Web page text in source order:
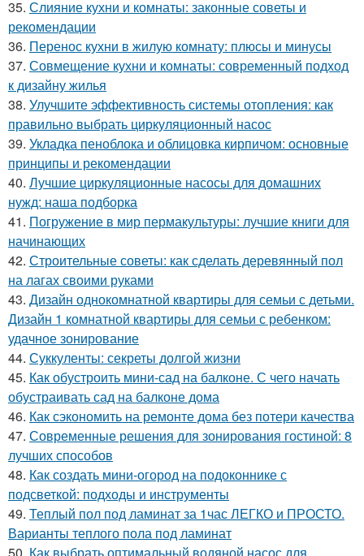
35. Слияние кухни и комнаты: законные советы и
рекомендации
36. Перенос кухни в жилую комнату: плюсы и минусы
37. Совмещение кухни и комнаты: современный подход
к дизайну жилья
38. Улучшите эффективность системы отопления: как
правильно выбрать циркуляционный насос
39. Укладка пеноблока и облицовка кирпичом: основные
принципы и рекомендации
40. Лучшие циркуляционные насосы для домашних
нужд: наша подборка
41. Погружение в мир пермакультуры: лучшие книги для
начинающих
42. Строительные советы: как сделать деревянный пол
на лагах своими руками
43. Дизайн однокомнатной квартиры для семьи с детьми.
Дизайн 1 комнатной квартиры для семьи с ребенком:
удачное зонирование
44. Суккуленты: секреты долгой жизни
45. Как обустроить мини-сад на балконе. С чего начать
обустраивать сад на балконе дома
46. Как сэкономить на ремонте дома без потери качества
47. Современные решения для зонирования гостиной: 8
лучших способов
48. Как создать мини-огород на подоконнике с
подсветкой: подходы и инструменты
49. Теплый пол под ламинат за 1час ЛЕГКО и ПРОСТО.
Варианты теплого пола под ламинат
50. Как выбрать оптимальный водяной насос для